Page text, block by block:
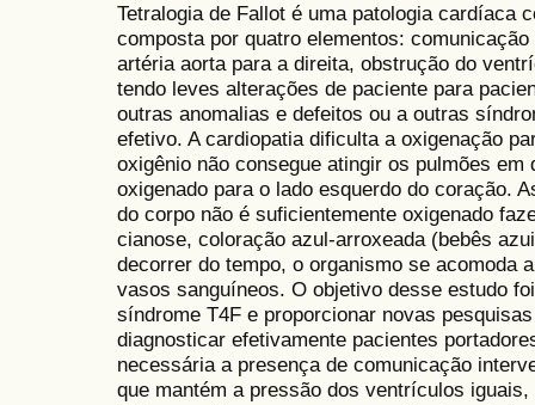
Tetralogia de Fallot é uma patologia cardíaca
composta por quatro elementos:
artéria aorta para a direita, obstrução do
tendo leves alterações de paciente para
outras anomalias e defeitos ou a outras
efetivo. A cardiopatia dificulta a oxigenação
oxigênio não consegue atingir os pulmões
oxigenado para o lado esquerdo do coração.
do corpo não é suficientemente oxigenado
cianose, coloração azul-arroxeada (bebês
decorrer do tempo, o organismo se acomoda
vasos sanguíneos. O objetivo desse estudo
síndrome T4F e proporcionar novas
diagnosticar efetivamente pacientes
necessária a presença de comunicação
que mantém a pressão dos ventrículos